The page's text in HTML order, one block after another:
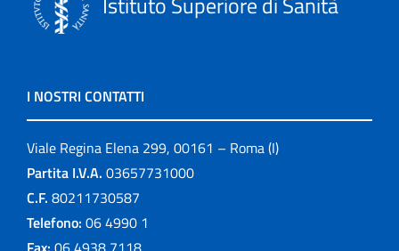
I NOSTRI CONTATTI
Viale Regina Elena 299, 00161 – Roma (I)
Partita I.V.A. 03657731000
C.F. 80211730587
Telefono: 06 4990 1